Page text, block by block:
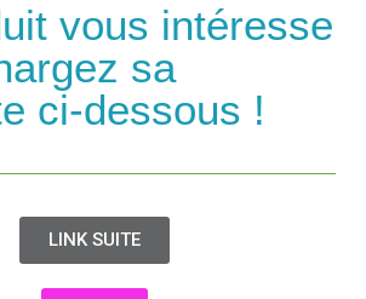
vous intéresse
sa
ci-dessous !
LINK SUITE